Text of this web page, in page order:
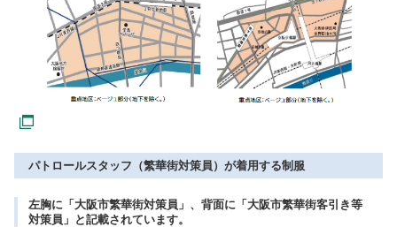
パトロールスタッフ（繁華街対策員）が着用する制服
左胸に「大阪市繁華街対策員」、背面に「大阪市繁華街客引き等
対策員」と記載されています。